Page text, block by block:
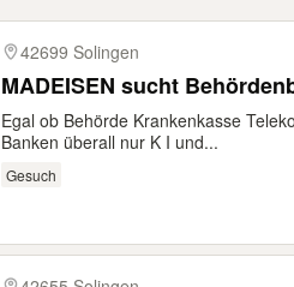
42699 Solingen
MADEISEN sucht
Egal ob Behörde Krankenkasse
Banken überall nur K I und...
Gesuch